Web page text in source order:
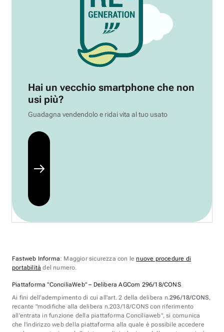
Hai un vecchio smartphone che non
usi più?
Guadagna vendendolo e ridai vita al tuo usato
Fastweb Informa: Maggior sicurezza con lenuove procedure di
portabilità del numero.
Piattaforma "ConciliaWeb" – Delibera AGCom 296/18/CONS
Ai fini dell'adempimento di cui all'art. 2 della delibera n.296/18/CONS,
recante "modifiche alla delibera n.203/18/CONS con riferimento
all'entrata in funzione della piattaforma Conciliaweb", si comunica
che l'indirizzo web della piattaforma alla quale è possibile accedere